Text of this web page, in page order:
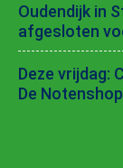
Oudendijk in
afgesloten
Deze vrijdag:
De